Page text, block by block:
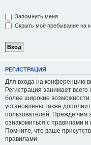
Запомнить меня
Скрыть моё пребывание на
РЕГИСТРАЦИЯ
Для входа на конференцию
Регистрация занимает
более широкие
установлены также
пользователей. Прежде чем
ознакомиться с правилами
Помните, что ваше
правилами.